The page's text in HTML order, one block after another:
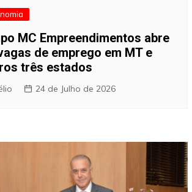
MC Empreendimentos abre
de emprego em MT e
três estados
24 de Julho de 2026